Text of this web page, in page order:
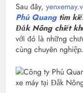
Sau đây,
Phú Quangtìm
Đắk Nông chiết
với đó là những
cùng chuyên nghiệp.